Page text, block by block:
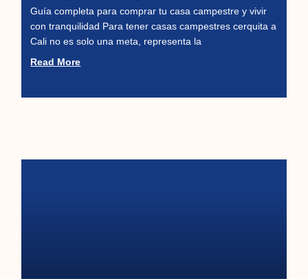
Guía completa para comprar tu casa campestre y vivir
con tranquilidad Para tener casas campestres cerquita a
Cali no es solo una meta, representa la
Read More